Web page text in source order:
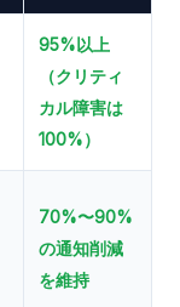
95%以上
（クリティ
カル障害は
100%）
70%〜90%
の通知削減
を維持